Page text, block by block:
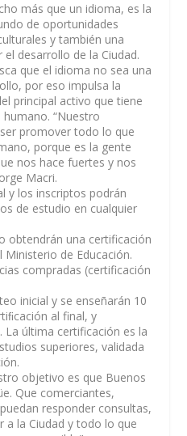
más que un idioma, es la
de oportunidades
y también una
desarrollo de la Ciudad.
que el idioma no sea una
por eso impulsa la
principal activo que tiene
humano.“Nuestro
promover todo lo que
porque es la gente
nos hace fuertes y nos
Macri.
y los inscriptos podrán
de estudio en cualquier
obtendrán una certificación
de Educación.
compradas (certificación
inicial y se enseñarán 10
al final, y
La última certificación es la
superiores, validada
objetivo es que Buenos
Que comerciantes,
responder consultas,
a la Ciudad y todo lo que